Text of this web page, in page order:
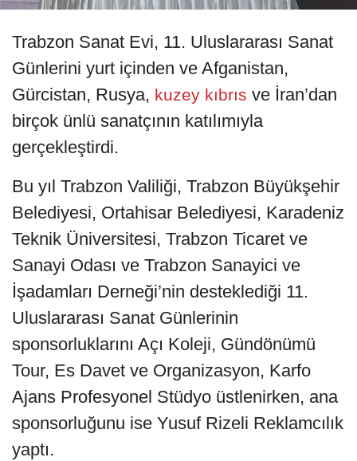
Trabzon Sanat Evi, 11. Uluslararası Sanat
Günlerini yurt içinden ve Afganistan,
Gürcistan, Rusya, kuzey kıbrıs ve İran’dan
birçok ünlü sanatçının katılımıyla
gerçekleştirdi.
Bu yıl Trabzon Valiliği, Trabzon Büyükşehir
Belediyesi, Ortahisar Belediyesi, Karadeniz
Teknik Üniversitesi, Trabzon Ticaret ve
Sanayi Odası ve Trabzon Sanayici ve
İşadamları Derneği’nin desteklediği 11.
Uluslararası Sanat Günlerinin
sponsorluklarını Açı Koleji, Gündönümü
Tour, Es Davet ve Organizasyon, Karfo
Ajans Profesyonel Stüdyo üstlenirken, ana
sponsorluğunu ise Yusuf Rizeli Reklamcılık
yaptı.